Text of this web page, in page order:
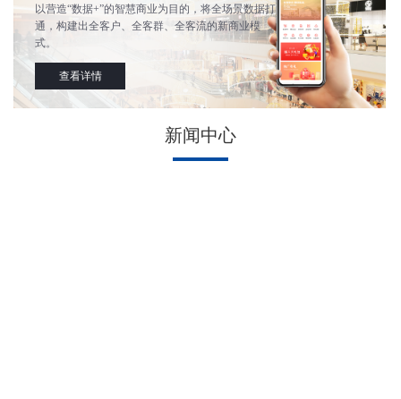
以营造“数据+”的智慧商业为目的，将全场景数据打
通，构建出全客户、全客群、全客流的新商业模
式。
查看详情
新闻中心